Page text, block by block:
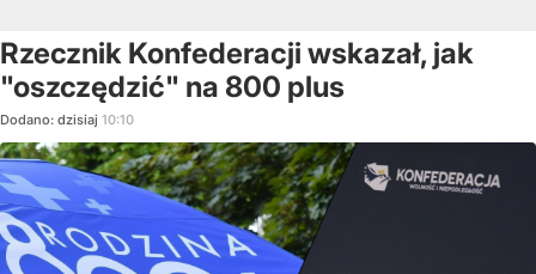
Rzecznik Konfederacji wskazał, jak
"oszczędzić" na 800 plus
Dodano: dzisiaj 10:10